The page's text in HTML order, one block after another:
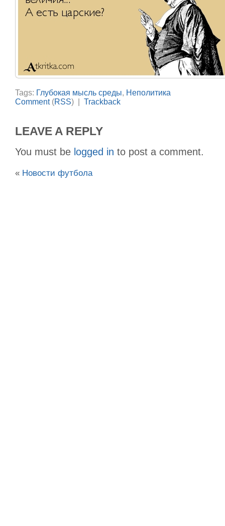
Tags: Глубокая мысль среды, Неполитика
Comment(RSS) | Trackback
LEAVE A REPLY
You must be logged in to post a comment.
« Новости футбола